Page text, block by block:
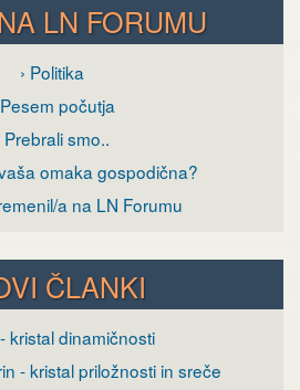
LN FORUMU
› Politika
Pesem počutja
Prebrali smo..
omaka gospodična?
a na LN Forumu
ČLANKI
kristal dinamičnosti
- kristal priložnosti in sreče